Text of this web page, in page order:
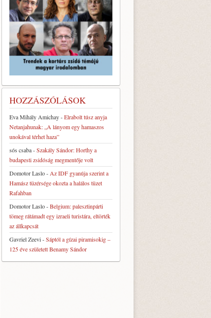
HOZZÁSZÓLÁSOK
Eva Mihály Amichay-Elrabolt túsz anyja
Netanjahunak: „A lányom egy hamaszos
unokával térhet haza”
sós csaba-Szakály Sándor: Horthy a
budapesti zsidóság megmentője volt
Domotor Laslo- Az IDF gyanúja szerint a
Hamász tüzérsége okozta a halálos tüzet
Rafahban
Domotor Laslo-Belgium: palesztinpárti
tömeg rátámadt egy izraeli turistára, eltörték
az állkapcsát
Gavriel Zeevi-Sáptól a gízai piramisokig –
125 éve született Benamy Sándor